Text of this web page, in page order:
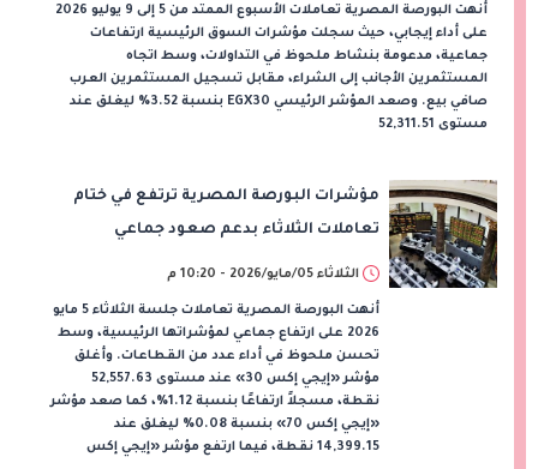
أنهت البورصة المصرية تعاملات الأسبوع الممتد من 5 إلى 9 يوليو 2026
على أداء إيجابي، حيث سجلت مؤشرات السوق الرئيسية ارتفاعات
جماعية، مدعومة بنشاط ملحوظ في التداولات، وسط اتجاه
المستثمرين الأجانب إلى الشراء، مقابل تسجيل المستثمرين العرب
صافي بيع. وصعد المؤشر الرئيسي EGX30 بنسبة 3.52% ليغلق عند
مستوى 52,311.51
مؤشرات البورصة المصرية ترتفع في ختام
تعاملات الثلاثاء بدعم صعود جماعي
للقطاعات
الثلاثاء 05/مايو/2026 - 10:20 م
أنهت البورصة المصرية تعاملات جلسة الثلاثاء 5 مايو
2026 على ارتفاع جماعي لمؤشراتها الرئيسية، وسط
تحسن ملحوظ في أداء عدد من القطاعات. وأغلق
مؤشر «إيجي إكس 30» عند مستوى 52,557.63
نقطة، مسجلاً ارتفاعًا بنسبة 1.12%، كما صعد مؤشر
«إيجي إكس 70» بنسبة 0.08% ليغلق عند
14,399.15 نقطة، فيما ارتفع مؤشر «إيجي إكس